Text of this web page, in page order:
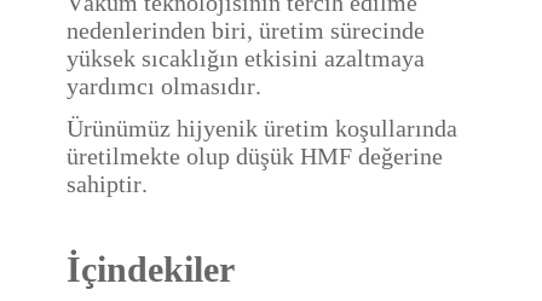
nedenlerinden biri, üretim sürecinde
yüksek sıcaklığın etkisini azaltmaya
yardımcı olmasıdır.
Ürünümüz hijyenik üretim koşullarında
üretilmekte olup düşük HMF değerine
sahiptir.
İçindekiler